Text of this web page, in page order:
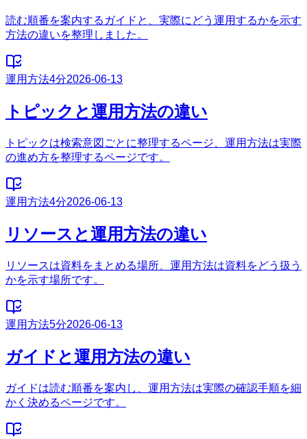
読む順番を案内するガイドと、実際にどう運用するかを示す
方法の違いを整理しました。
運用方法4分2026-06-13
トピックと運用方法の違い
トピックは検索意図ごとに整理するページ、運用方法は実際
の進め方を整理するページです。
運用方法4分2026-06-13
リソースと運用方法の違い
リソースは資料をまとめる場所、運用方法は資料をどう扱う
かを示す場所です。
運用方法5分2026-06-13
ガイドと運用方法の違い
ガイドは読む順番を案内し、運用方法は実際の確認手順を細
かく決めるページです。